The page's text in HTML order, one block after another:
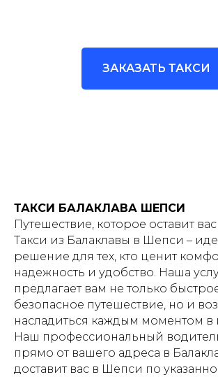
ЗАКАЗАТЬ ТАКСИ
ТАКСИ БАЛАКЛАВА ШЕПСИ
Путешествие, которое оставит
Такси из Балаклавы в Шепси –
решение для тех, кто ценит
надежность и удобство. Наша
предлагает вам не только
безопасное путешествие, но и
насладиться каждым моментом в
Наш профессиональный
прямо от вашего адреса в
доставит вас в Шепси по